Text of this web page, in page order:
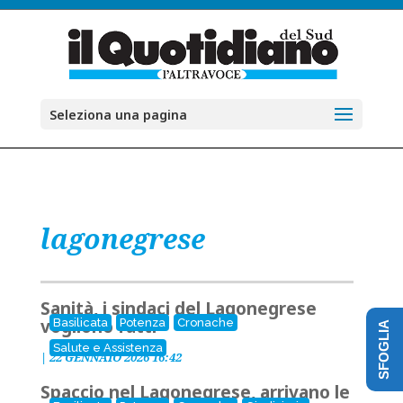
Seleziona una pagina
lagonegrese
Basilicata Potenza
Cronache
Salute e Assistenza
Sanità, i sindaci del Lagonegrese
vogliono fatti
| 22 GENNAIO 2026 16:42
Spaccio nel Lagonegrese, arrivano le
SFOGLIA